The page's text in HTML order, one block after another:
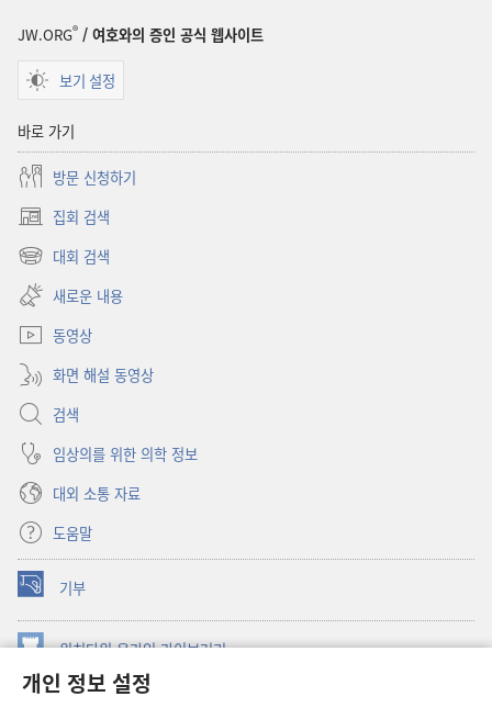
개인 정보 설정
JW.ORG® / 여호와의 증인 공식 웹사이트
보기 설정
바로 가기
방문 신청하기
집회 검색
(새로운
창
대회 검색
(새로운
창
열기)
새로운 내용
동영상
화면 해설 동영상
검색
임상의를 위한 의학 정보
대외 소통 자료
도움말
기부
(새로운
창
열기) 워치타워 온라인 라이브러리
창
JW Hub ®